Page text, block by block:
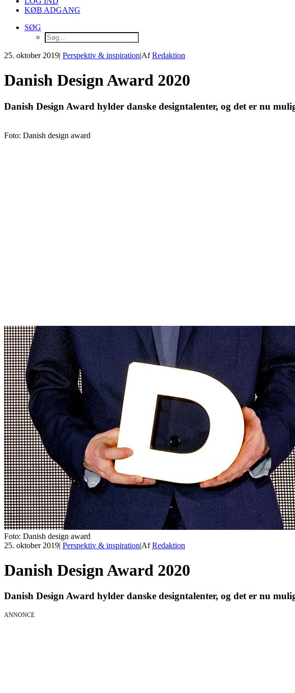
KØB ADGANG
SØG
25. oktober 2019| Perspektiv & inspiration|AfRedaktion
Danish Design Award 2020
Danish Design Award hylder danske designtalenter, og det er nu
Foto: Danish design award
Foto: Danish design award
25. oktober 2019| Perspektiv & inspiration|AfRedaktion
Danish Design Award 2020
Danish Design Award hylder danske designtalenter, og det er nu
ANNONCE